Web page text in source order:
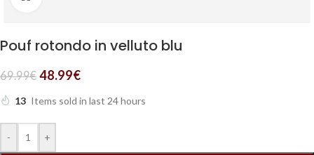
Pouf rotondo in velluto blu
69.99€ 48.99€
13 Items sold in last 24 hours
- +